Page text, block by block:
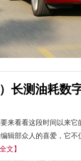
长测油耗数
来看看这段时间以来
辑部众人的喜爱，它
文】